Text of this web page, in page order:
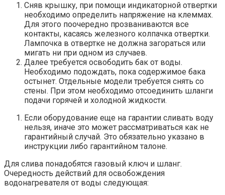
Сняв крышку, при помощи индикаторной отвертки
необходимо определить напряжение на клеммах.
Для этого поочередно прозваниваются все
контакты, касаясь железного колпачка отвертки.
Лампочка в отвертке не должна загораться или
мигать ни при одном из случаев.
Далее требуется освободить бак от воды.
Необходимо подождать, пока содержимое бака
остынет. Отдельные модели требуется снять со
стены. При этом необходимо отсоединить шланги
подачи горячей и холодной жидкости.
Если оборудование еще на гарантии сливать воду
нельзя, иначе это может рассматриваться как не
гарантийный случай. Это обязательно указано в
инструкции либо гарантийном талоне.
Для слива понадобятся газовый ключ и шланг.
Очередность действий для освобождения
водонагревателя от воды следующая: